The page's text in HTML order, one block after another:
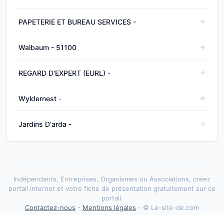
PAPETERIE ET BUREAU SERVICES -
Walbaum - 51100
REGARD D'EXPERT (EURL) -
Wyldernest -
Jardins D'arda -
Indépendants, Entreprises, Organismes ou Associations, créez
portail internet et votre fiche de présentation gratuitement sur ce
portail.
Contactez-nous - Mentions légales - © Le-site-de.com